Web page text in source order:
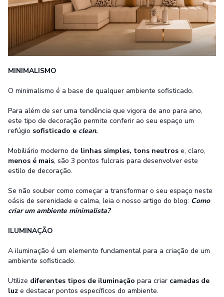
MINIMALISMO
O minimalismo é a base de qualquer ambiente sofisticado.
Para além de ser uma tendência que vigora de ano para ano,
este tipo de decoração permite conferir ao seu espaço um
refúgio sofisticado e clean.
Mobiliário moderno de linhas simples, tons neutros e, claro,
menos é mais, são 3 pontos fulcrais para desenvolver este
estilo de decoração.
Se não souber como começar a transformar o seu espaço neste
oásis de serenidade e calma, leia o nosso artigo do blog: Como
criar um ambiente minimalista?
ILUMINAÇÃO
A iluminação é um elemento fundamental para a criação de um
ambiente sofisticado.
Utilize diferentes tipos de iluminação para criar camadas de
luz e destacar pontos específicos do ambiente.